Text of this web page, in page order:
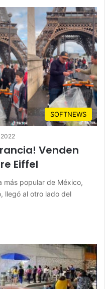
SOFTNEWS
Venden
Eiffel
más popular de México,
llegó al otro lado del